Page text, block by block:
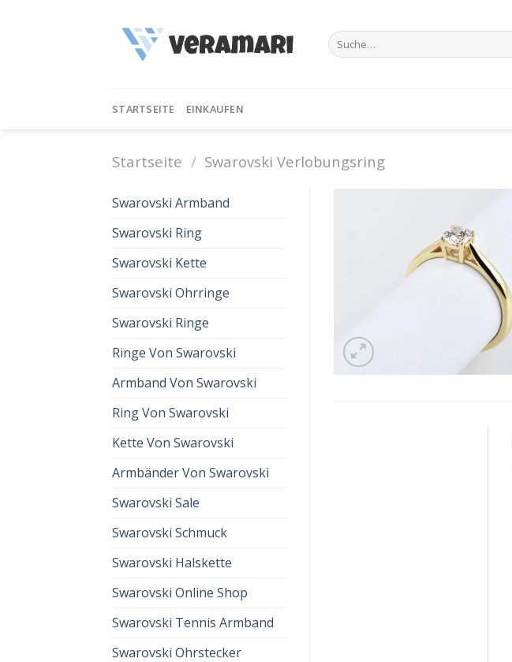
Suche
nach:
STARTSEITE EINKAUFEN
Startseite / Swarovski Verlobungsring
Swarovski Armband
Swarovski Ring
Swarovski Kette
Swarovski Ohrringe
Swarovski Ringe
Ringe Von Swarovski
Armband Von Swarovski
Ring Von Swarovski
Kette Von Swarovski
Armbänder Von Swarovski
Swarovski Sale
Swarovski Schmuck
Swarovski Halskette
Swarovski Online Shop
Swarovski Tennis Armband
Swarovski Ohrstecker